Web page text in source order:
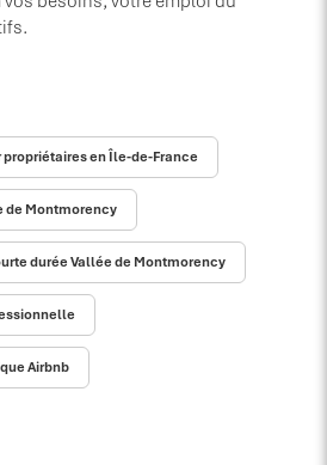
propriétaires en Île-de-France
de Montmorency
durée Vallée de Montmorency
Airbnb